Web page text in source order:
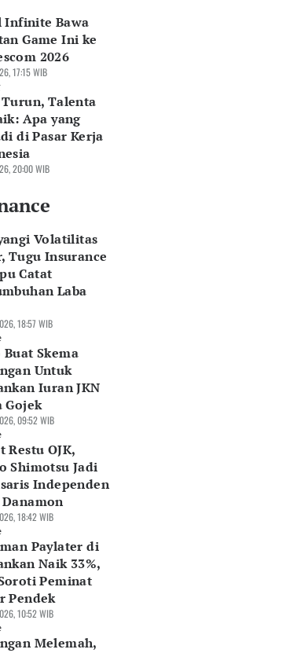
Masyarakat Beralih
ke Pinjol
05 Agu 2026, 15:19 WIB
Finance
Infinite Bawa
Game Ini ke
2026
17:15 WIB
Talenta
Apa yang
di Pasar Kerja
20:00 WIB
Volatilitas
Tugu Insurance
Catat
Laba
18:57 WIB
Buat Skema
Untuk
Iuran JKN
Gojek
09:52 WIB
Restu OJK,
Shimotsu Jadi
Independen
18:42 WIB
Paylater di
Naik 33%,
Peminat
Pendek
10:52 WIB
Melemah,